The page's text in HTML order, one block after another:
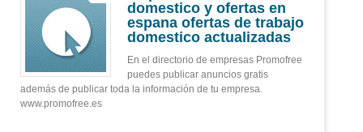
domestico y ofertas en
espana ofertas de trabajo
domestico actualizadas
En el directorio de empresas Promofree
puedes publicar anuncios gratis
además de publicar toda la información de tu empresa.
www.promofree.es